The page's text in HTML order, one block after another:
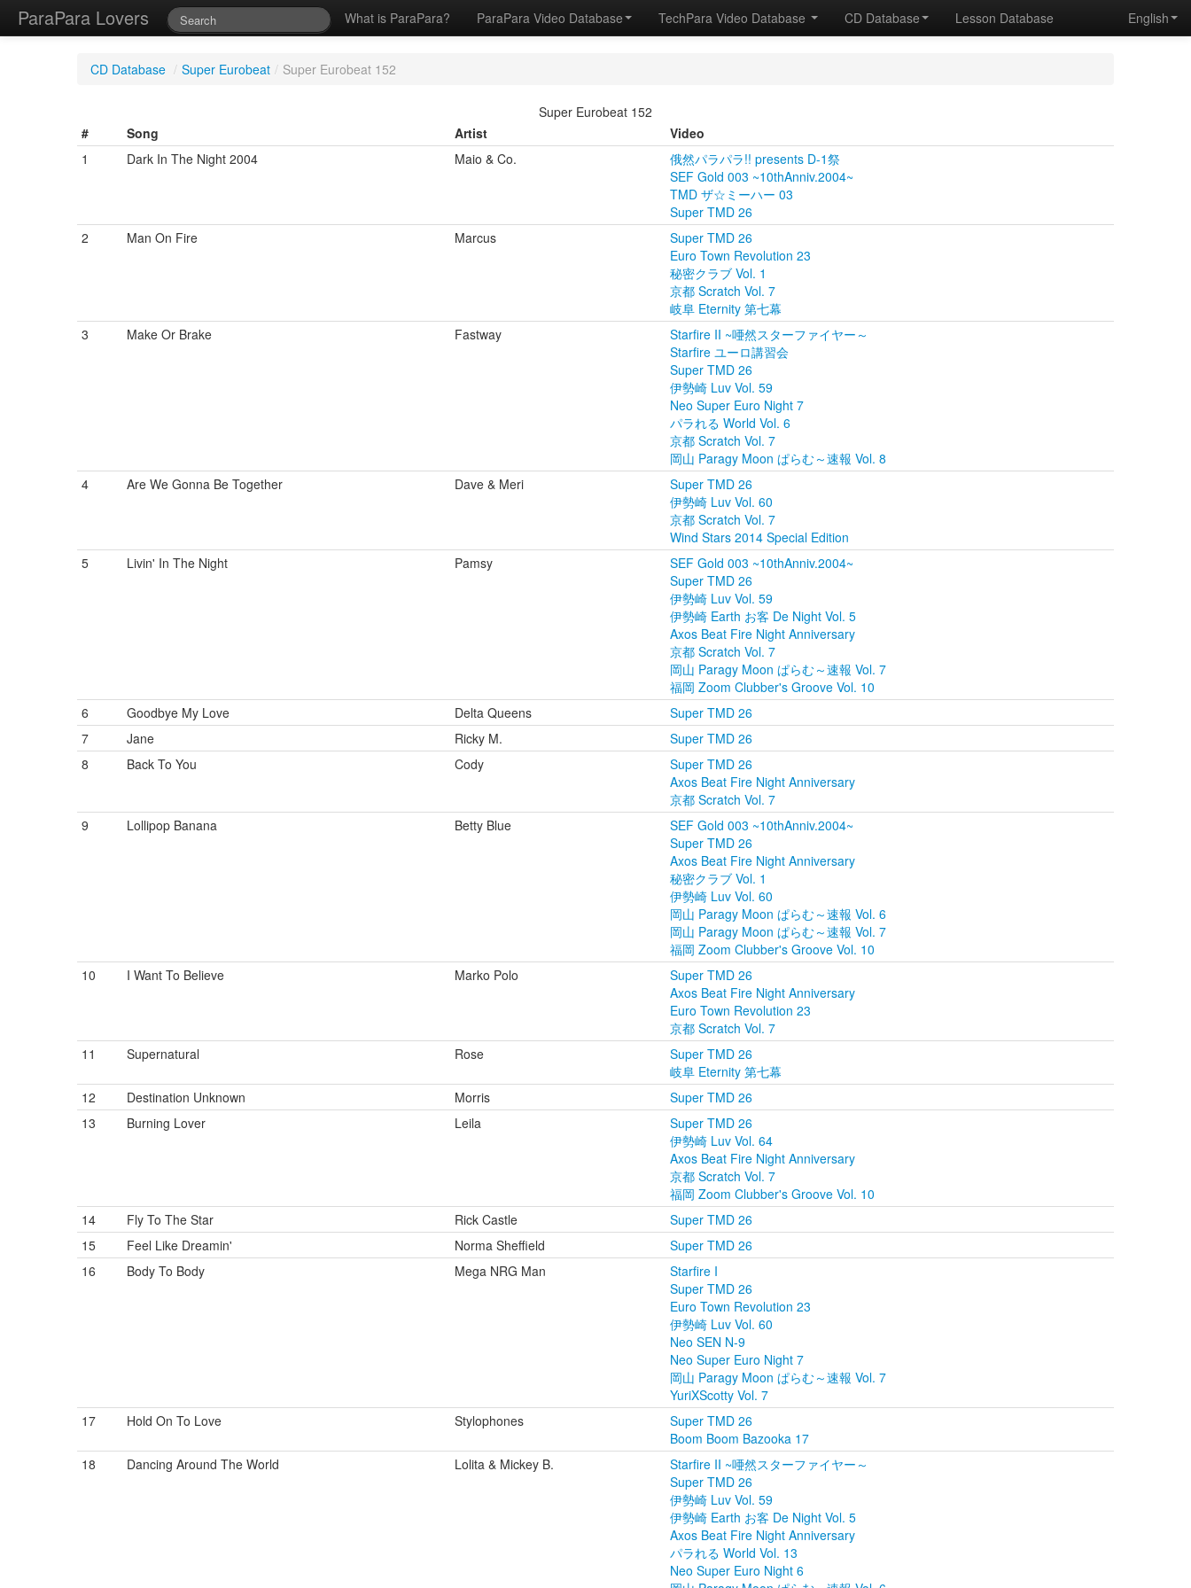
ParaPara Lovers What is ParaPara? ParaPara Video Database TechPara Video Database CD Database Lesson Database English
CD Database / Super Eurobeat / Super Eurobeat 152
Super Eurobeat 152
#
Song Artist
Video
1
Dark In The Night 2004 Maio & Co.
俄然パラパラ!! presents D-1祭
SEF Gold 003 ~10thAnniv.2004~
TMD ザ☆ミーハー 03
Super TMD 26
2
Man On Fire Marcus
Super TMD 26
Euro Town Revolution 23
秘密クラブ Vol. 1
京都 Scratch Vol. 7
岐阜 Eternity 第七幕
3
Make Or Brake Fastway
Starfire II ~唖然スターファイヤー～
Starfire ユーロ講習会
Super TMD 26
伊勢崎 Luv Vol. 59
Neo Super Euro Night 7
パラれる World Vol. 6
京都 Scratch Vol. 7
岡山 Paragy Moon ぱらむ～速報 Vol. 8
4
Are We Gonna Be Together Dave & Meri
Super TMD 26
伊勢崎 Luv Vol. 60
京都 Scratch Vol. 7
Wind Stars 2014 Special Edition
5
Livin' In The Night Pamsy
SEF Gold 003 ~10thAnniv.2004~
Super TMD 26
伊勢崎 Luv Vol. 59
伊勢崎 Earth お客 De Night Vol. 5
Axos Beat Fire Night Anniversary
京都 Scratch Vol. 7
岡山 Paragy Moon ぱらむ～速報 Vol. 7
福岡 Zoom Clubber's Groove Vol. 10
6
Goodbye My Love Delta Queens
Super TMD 26
7
Jane Ricky M.
Super TMD 26
8
Back To You Cody
Super TMD 26
Axos Beat Fire Night Anniversary
京都 Scratch Vol. 7
9
Lollipop Banana Betty Blue
SEF Gold 003 ~10thAnniv.2004~
Super TMD 26
Axos Beat Fire Night Anniversary
秘密クラブ Vol. 1
伊勢崎 Luv Vol. 60
岡山 Paragy Moon ぱらむ～速報 Vol. 6
岡山 Paragy Moon ぱらむ～速報 Vol. 7
福岡 Zoom Clubber's Groove Vol. 10
10
I Want To Believe Marko Polo
Super TMD 26
Axos Beat Fire Night Anniversary
Euro Town Revolution 23
京都 Scratch Vol. 7
11
Supernatural Rose
Super TMD 26
岐阜 Eternity 第七幕
12
Destination Unknown Morris
Super TMD 26
13
Burning Lover Leila
Super TMD 26
伊勢崎 Luv Vol. 64
Axos Beat Fire Night Anniversary
京都 Scratch Vol. 7
福岡 Zoom Clubber's Groove Vol. 10
14
Fly To The Star Rick Castle
Super TMD 26
15
Feel Like Dreamin' Norma Sheffield
Super TMD 26
16
Body To Body Mega NRG Man
Starfire I
Super TMD 26
Euro Town Revolution 23
伊勢崎 Luv Vol. 60
Neo SEN N-9
Neo Super Euro Night 7
岡山 Paragy Moon ぱらむ～速報 Vol. 7
YuriXScotty Vol. 7
17
Hold On To Love Stylophones
Super TMD 26
Boom Boom Bazooka 17
18
Dancing Around The World Lolita & Mickey B.
Starfire II ~唖然スターファイヤー～
Super TMD 26
伊勢崎 Luv Vol. 59
伊勢崎 Earth お客 De Night Vol. 5
Axos Beat Fire Night Anniversary
パラれる World Vol. 13
Neo Super Euro Night 6